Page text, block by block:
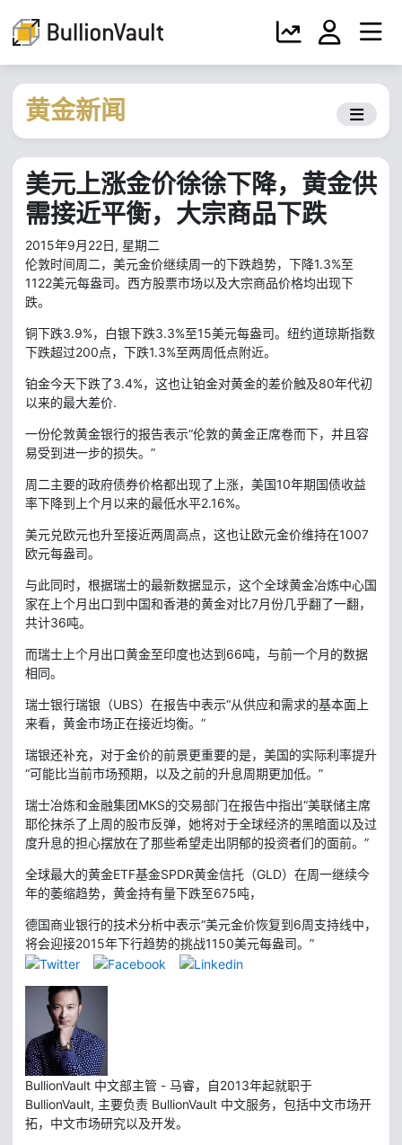
黄金新闻
美元上涨金价徐徐下降，黄金供
需接近平衡，大宗商品下跌
2015年9月22日, 星期二
伦敦时间周二，美元金价继续周一的下跌趋势，下降1.3%至
1122美元每盎司。西方股票市场以及大宗商品价格均出现下
跌。
铜下跌3.9%，白银下跌3.3%至15美元每盎司。纽约道琼斯指数
下跌超过200点，下跌1.3%至两周低点附近。
铂金今天下跌了3.4%，这也让铂金对黄金的差价触及80年代初
以来的最大差价.
一份伦敦黄金银行的报告表示“伦敦的黄金正席卷而下，并且容
易受到进一步的损失。”
周二主要的政府债券价格都出现了上涨，美国10年期国债收益
率下降到上个月以来的最低水平2.16%。
美元兑欧元也升至接近两周高点，这也让欧元金价维持在1007
欧元每盎司。
与此同时，根据瑞士的最新数据显示，这个全球黄金冶炼中心国
家在上个月出口到中国和香港的黄金对比7月份几乎翻了一翻，
共计36吨。
而瑞士上个月出口黄金至印度也达到66吨，与前一个月的数据
相同。
瑞士银行瑞银（UBS）在报告中表示“从供应和需求的基本面上
来看，黄金市场正在接近均衡。”
瑞银还补充，对于金价的前景更重要的是，美国的实际利率提升
“可能比当前市场预期，以及之前的升息周期更加低。”
瑞士冶炼和金融集团MKS的交易部门在报告中指出“美联储主席
耶伦抹杀了上周的股市反弹，她将对于全球经济的黑暗面以及过
度升息的担心摆放在了那些希望走出阴郁的投资者们的面前。”
全球最大的黄金ETF基金SPDR黄金信托（GLD）在周一继续今
年的萎缩趋势，黄金持有量下跌至675吨，
德国商业银行的技术分析中表示“美元金价恢复到6周支持线中，
将会迎接2015年下行趋势的挑战1150美元每盎司。”
BullionVault 中文部主管 - 马睿，自2013年起就职于
BullionVault, 主要负责 BullionVault 中文服务，包括中文市场开
拓，中文市场研究以及开发。